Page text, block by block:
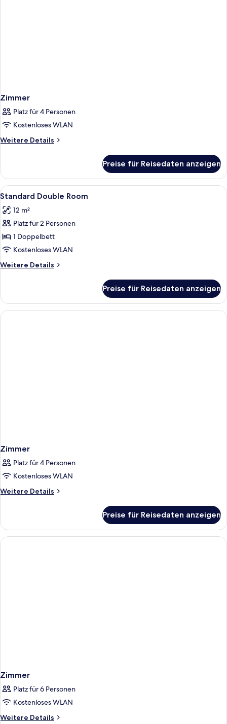
Zimmer
Platz für 4 Personen
Kostenloses WLAN
Weitere Details
Weitere
Preise für Reisedaten anzeigen
Alle
Fotos
für
Standard
Double
Room
anzeigen
Hochwertige Bettwaren, Select-
20
Standard Double Room
12 m²
Platz für 2 Personen
1 Doppelbett
Kostenloses WLAN
Weitere Details
Weitere
Double
Room
Preise für Reisedaten anzeigen
Zimmer
Platz für 4 Personen
Kostenloses WLAN
Weitere Details
Weitere
Preise für Reisedaten anzeigen
Zimmer
Platz für 6 Personen
Kostenloses WLAN
Weitere Details
Weitere